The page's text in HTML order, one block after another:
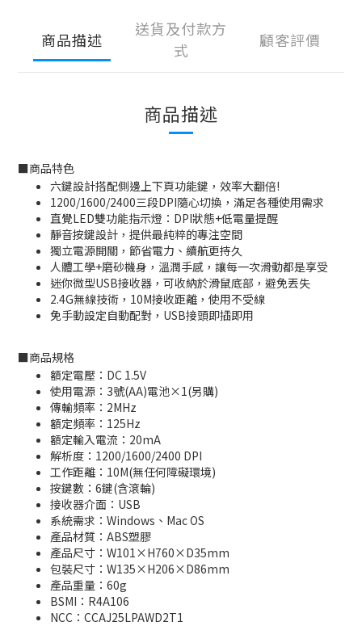
商品描述
送貨及付款方
式
顧客評價
商品描述
■商品特色
六鍵設計搭配側邊上下頁功能鍵，效率大翻倍!
1200/1600/2400三段DPI隨心切換，滿足各種使用需求
直覺LED雙功能指示燈：DPI狀態+低電量提醒
靜音按鍵設計，提供最純粹的專注空間
獨立電源開關，節省電力、續航更持久
人體工學+磨砂機身，溫潤手感，讓每一次滑動都是享受
迷你微型USB接收器，可收納於滑鼠底部，避免丟失
2.4G無線技術，10M接收距離，使用不受線
免手動設定自動配對，USB接頭即插即用
■商品規格
額定電壓：DC 1.5V
使用電源：3號(AA)電池×1(另購)
傳輸頻率：2MHz
額定頻率：125Hz
額定輸入電流：20mA
解析度：1200/1600/2400 DPI
工作距離：10M(無任何障礙環境)
按鍵數：6鍵(含滾輪)
接收器介面：USB
系統需求：Windows、Mac OS
產品材質：ABS塑膠
產品尺寸：W101×H760×D35mm
包裝尺寸：W135×H206×D86mm
產品重量：60g
BSMI： R4A106
NCC ： CCAJ25LPAWD2T1